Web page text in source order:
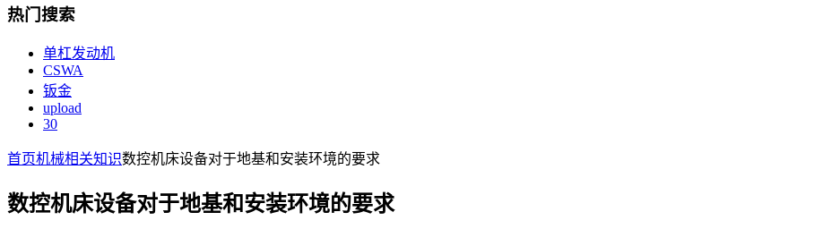
热门搜索
单杠发动机
CSWA
钣金
upload
30
首页机械相关知识数控机床设备对于地基和安装环境的要求
数控机床设备对于地基和安装环境的要求